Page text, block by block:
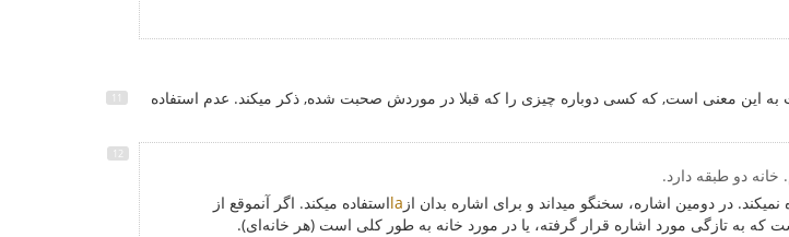
به این معنی است, که کسی دوباره چیزی را که قبلا در موردش صحبت شده, ذکر میکند. عدم استفاده
دو طبقه دارد.
نمیکند. در دومین اشاره، سخنگو میداند و برای اشاره بدان از laاستفاده میکند. اگر آنموقع از
که به تازگی مورد اشاره قرار گرفته، یا در مورد خانه به طور کلی است (هر خانه‌ای).